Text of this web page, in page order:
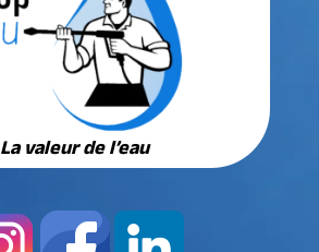
La valeur de l’eau